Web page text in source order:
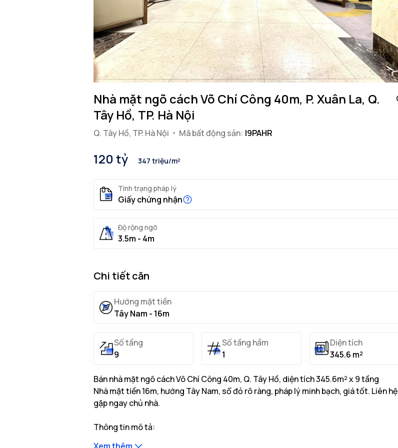
Nhà mặt ngõ cách Võ Chí Công 40m, P. Xuân La, Q.
Tây Hồ, TP. Hà Nội
Q. Tây Hồ, TP. Hà Nội Mã bất động sản: I9PAHR
120 tỷ 347 triệu/m²
Tình trạng pháp lý
Giấy chứng nhận
Độ rộng ngõ
3.5m - 4m
Chi tiết căn
Hướng mặt tiền
Tây Nam - 16m
Số tầng
9
Số tầng hầm
1
Diện tích
345.6 m²
Bán nhà mặt ngõ cách Võ Chí Công 40m, Q. Tây Hồ, diện tích 345.6m² x 9 tầng
Nhà mặt tiền 16m, hướng Tây Nam, sổ đỏ rõ ràng, pháp lý minh bạch, giá tốt. Liên hệ
gặp ngay chủ nhà.
Thông tin mô tả: